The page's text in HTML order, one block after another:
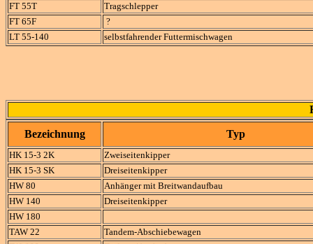
FT 55T
Tragschlepper
FT 65F
?
LT 55-140
selbstfahrender Futtermischwagen
Bezeichnung Typ
HK 15-3 2K
Zweiseitenkipper
HK 15-3 SK
Dreiseitenkipper
HW 80
Anhänger mit Breitwandaufbau
HW 140
Dreiseitenkipper
HW 180
TAW 22
Tandem-Abschiebewagen